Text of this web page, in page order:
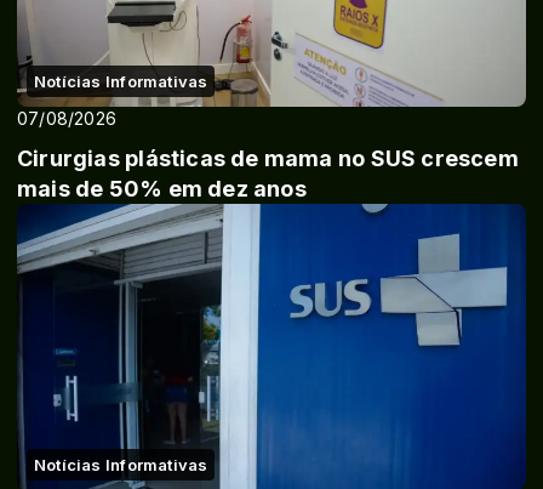
Notícias Informativas
07/08/2026
Cirurgias plásticas de mama no SUS crescem
mais de 50% em dez anos
Notícias Informativas